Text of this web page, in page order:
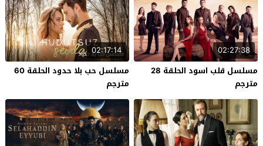
02:27:38
مسلسل قلب اسود الحلقة 28
مترجم
02:17:14
مسلسل حب بلا حدود الحلقة 60
مترجم